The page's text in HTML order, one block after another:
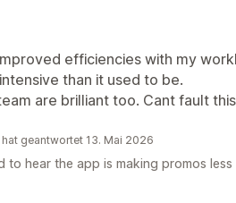
efficiencies with my
than it used to be.
are brilliant too. Cant fault
geantwortet 13. Mai 2026
to hear the app is making promos